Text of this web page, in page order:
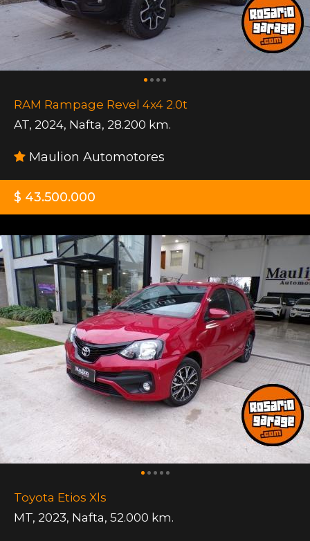
RAM Rampage Revel 4x4 2.0t
AT, 2024, Nafta, 28.200 km.
Maulion Automotores
$ 43.500.000
Toyota Etios Xls
MT, 2023, Nafta, 52.000 km.